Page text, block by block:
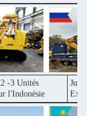
-3 Unités
l'Indonésie
Juin